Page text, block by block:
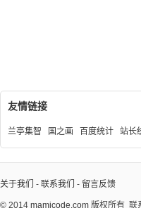
友情链接
兰亭集智 国之画 百度统计 站长
关于我们 - 联系我们 - 留言反馈
© 2014 mamicode.com 版权所有 联